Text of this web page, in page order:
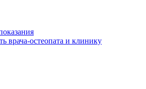
врача-остеопата и клинику